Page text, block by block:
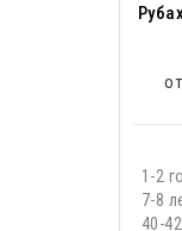
от
1-2
7-8
40-42